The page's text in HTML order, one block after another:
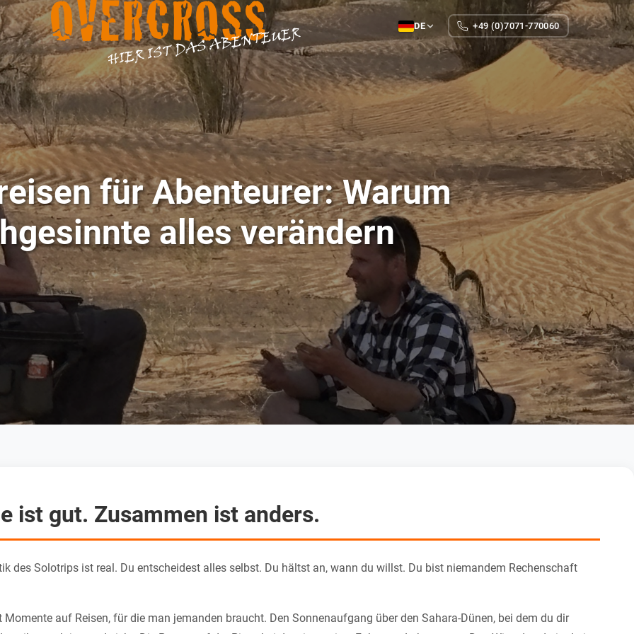
OVERCROSS
HIER IST DAS ABENTEUER DE +49 (0)7071-770060
für Abenteurer: Warum
alles verändern
ist gut. Zusammen ist anders.
des Solotrips ist real. Du entscheidest alles selbst. Du hältst an, wann du willst. Du bist niemandem Rechenschaft
Momente auf Reisen, für die man jemanden braucht. Den Sonnenaufgang über den Sahara-Dünen, bei dem du dir